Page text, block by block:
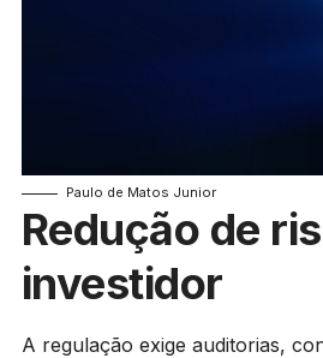
Paulo de Matos Junior
Redução de
investidor
A regulação exige auditorias,